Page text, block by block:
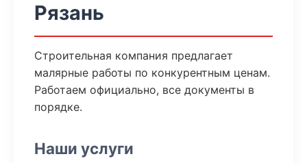
Рязань
Строительная компания предлагает
малярные работы по конкурентным ценам.
Работаем официально, все документы в
порядке.
Наши услуги